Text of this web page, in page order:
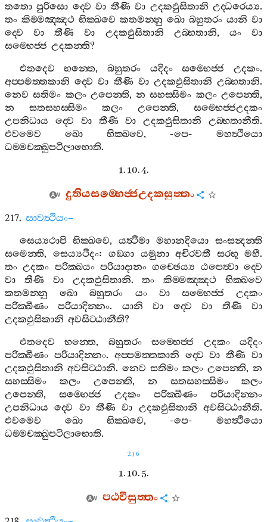
තතො පුරිසො ද‍්වෙ වා තීණි වා උදකඵුසිතානි උද‍්ධරෙය්‍ය.
තං කිම‍්මඤ‍්ඤථ භික‍්ඛවෙ කතමන‍්නු ඛො බහුතරං යානි වා
ද‍්වෙ
වා තීණි වා උදකඵුසිතානි උබ‍්භතානි, යං
වා
සම‍්භෙජ‍්ජ උදකන‍්ති?
එතදෙව
භන‍්තෙ, බහුතරං යදිදං සම‍්භෙජ‍්ජ උදකං.
අප‍්පමත‍්තකානි ද‍්වෙ වා තීණි වා උදකඵුසිතානි උබ‍්භතානි.
නෙව සතිමං කලං උපෙන‍්ති,න සහස‍්සිමං කලං උපෙන‍්ති,
න
සතසහස‍්සිමං කලං උපෙන‍්ති, සම‍්භෙජ‍්ජඋදකං
උපනිධාය
ද‍්වෙ වා තීණි වා උදකඵුසිතානි උබ‍්භතානීති.
එවමෙව
ඛො භික‍්ඛවෙ, -පෙ- මහත්‍ථියො
ධම‍්මචක‍්ඛුපටිලාභොති.
1. 10. 4.
දුතියසම‍්භෙජ‍්ජඋදකසුත‍්තං
217. සාවත්‍ථියං–
සෙය්‍යථාපි භික‍්ඛවෙ,යත්‍ථිමා මහානදියො සංසන්‍දන‍්ති
සමෙන‍්ති, සෙය්‍යථිදං: ගඞ‍්ගා යමුනා අචිරවතී සරභූ මහී.
තං උදකං පරික‍්ඛයං පරියාදානං ගච‍්ඡෙය්‍ය ඨපෙත්‍වා ද‍්වෙ
වා
තීණි වා උදකඵුසිතානි.තං කිම‍්මඤ‍්ඤථ
භික‍්ඛවෙ
කතමන‍්නු
ඛො බහුතරං යං වා සම‍්භෙජ‍්ජ
උදකං
පරික‍්ඛීණං
පරියාදින‍්නං. යානි වා ද‍්වෙ වා තීණි
වා
උදකඵුසිකානි අවසිට‍්ඨානීති?
එතදෙව
භන‍්තෙ, බහුතරං සම‍්භෙජ‍්ජ උදකං
යදිදං
පරික‍්ඛීණං පරියාදින‍්නං. අප‍්පමත‍්තකානි ද‍්වෙ වා තීණි වා
උදකඵුසිතානි අවසිට‍්ඨානි. නෙව සතිමං කලං උපෙන‍්ති, න
සහස‍්සිමං
කලං උපෙන‍්ති, න සතසහස‍්සිමං
කලං
උපෙන‍්ති, සම‍්භෙජ‍්ජ උදකං පරික‍්ඛීණං
පරියාදින‍්නං
උපනිධාය ද‍්වෙ වා තීණි වා උදකඵුසිතානි අවසිට‍්ඨානීති.
එවමෙව
ඛො භික‍්ඛවෙ, -පෙ- මහත්‍ථියො
ධම‍්මචක‍්ඛුපටිලාභොති.
216
1. 10. 5.
පඨවීසුත‍්තං